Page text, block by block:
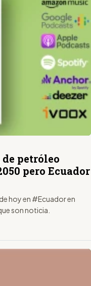
petróleo
pero Ecuador
hoy en #Ecuador en
son noticia.